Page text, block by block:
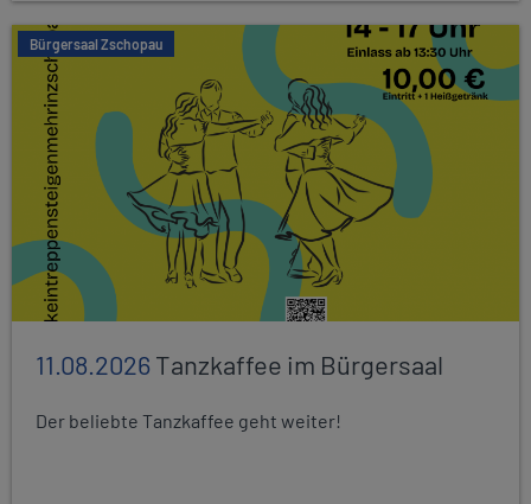
Bürgersaal Zschopau
11.08.2026Tanzkaffee im Bürgersaal
Der beliebte Tanzkaffee geht weiter!